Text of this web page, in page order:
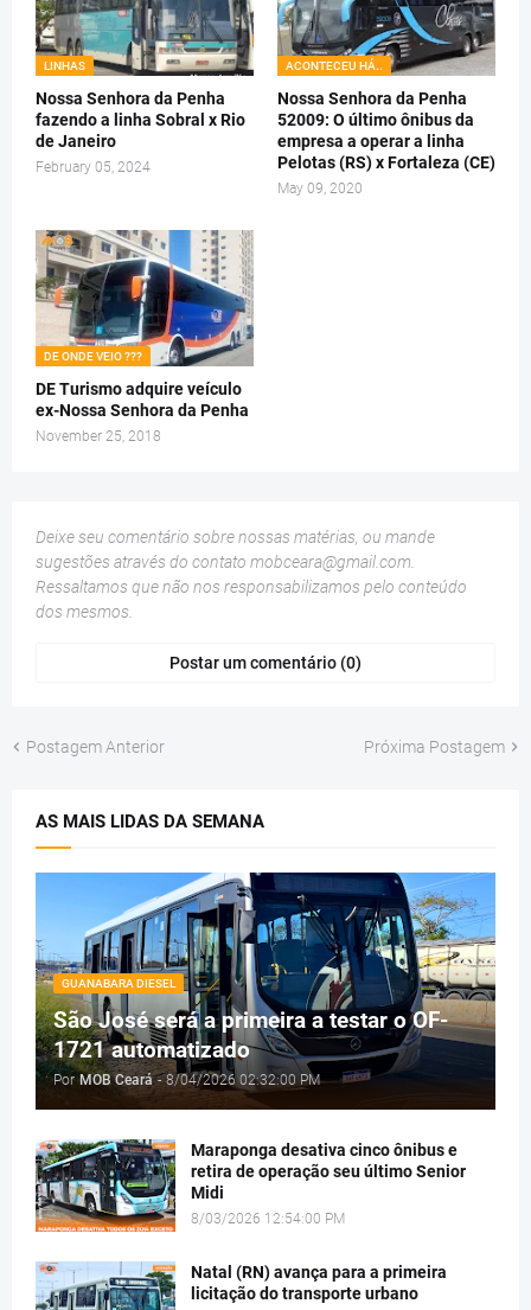
LINHAS
Nossa Senhora da Penha
fazendo a linha Sobral x Rio
de Janeiro
February 05, 2024
ACONTECEU HÁ..
Nossa Senhora da Penha
52009: O último ônibus da
empresa a operar a linha
Pelotas (RS) x Fortaleza (CE)
May 09, 2020
DE ONDE VEIO ???
DE Turismo adquire veículo
ex-Nossa Senhora da Penha
November 25, 2018
Deixe seu comentário sobre nossas matérias, ou mande
sugestões através do contato mobceara@gmail.com
Ressaltamos que não nos responsabilizamos pelo conteúdo
dos mesmos.
Postar um comentário (0)
Postagem Anterior Próxima Postagem
AS MAIS LIDAS DA SEMANA
GUANABARA DIESEL
São José será a primeira a testar o OF-
1721 automatizado
Por MOB Ceará - 8/04/2026 02:32:00 PM
Maraponga desativa cinco ônibus e
retira de operação seu último Senior
Midi
8/03/2026 12:54:00 PM
Natal (RN) avança para a primeira
licitação do transporte urbano